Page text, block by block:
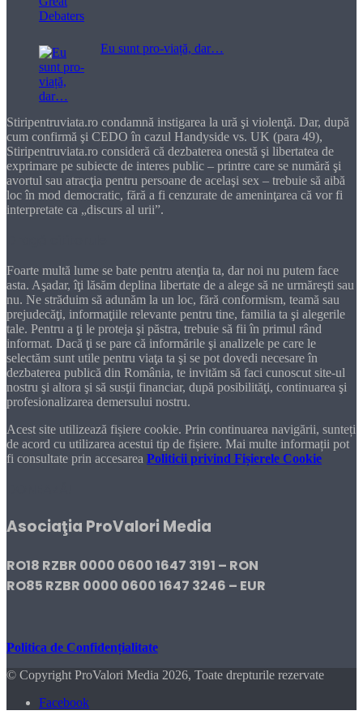
Eu sunt pro-viață, dar…
Stiripentruviata.ro condamnă instigarea la ură şi violenţă. Dar, după
cum confirmă şi CEDO în cazul Handyside vs. UK (para 49),
Stiripentruviata.ro consideră că dezbaterea onestă şi libertatea de
exprimare pe subiecte de interes public – printre care se numără şi
avortul sau atracţia pentru persoane de acelaşi sex – trebuie să aibă
loc în mod democratic, fără a fi cenzurate de ameninţarea că vor fi
interpretate ca „discurs al urii”.
Foarte multă lume se bate pentru atenţia ta, dar noi nu putem face
asta. Aşadar, îţi lăsăm deplina libertate de a alege să ne urmăreşti sau
nu. Ne străduim să adunăm la un loc, fără conformism, teamă sau
prejudecăţi, informaţiile relevante pentru tine, familia ta şi alegerile
tale. Pentru a ţi le proteja şi păstra, trebuie să fii în primul rând
informat. Dacă ţi se pare că informările şi analizele pe care le
selectăm sunt utile pentru viaţa ta şi se pot dovedi necesare în
dezbaterea publică din România, te invităm să faci cunoscut site-ul
nostru şi altora şi să susţii financiar, după posibilităţi, continuarea şi
profesionalizarea demersului nostru.
Acest site utilizează fișiere cookie. Prin continuarea navigării, sunteți
de acord cu utilizarea acestui tip de fișiere. Mai multe informații pot
fi consultate prin accesarea Politicii privind Fișierele Cookie
Asociaţia ProValori Media
RO18 RZBR 0000 0600 1647 3191 – RON
RO85 RZBR 0000 0600 1647 3246 – EUR
Politica de Confidențialitate
© Copyright ProValori Media 2026, Toate drepturile rezervate
Facebook